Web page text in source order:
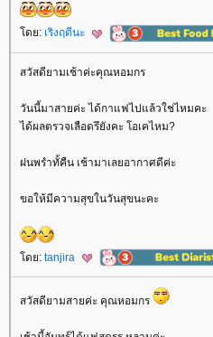
ดย: เริงฤดีนะ
สวัสดียามเช้าค่ะคุณหอมกร
วันนี้มาสายค่ะ ได้กาแฟไปแล้วใช่ไหมคะ
ได้ผลตรวจเลือดรึยังคะ โอเคไหม?
ฝนพรำทั้คืน เช้ามาเลยอากาศดีค่ะ
ขอให้มีความสุขในวันสุขนะคะ
ดย: tanjira
สวัสดียามสายค่ะ คุณหอมกร